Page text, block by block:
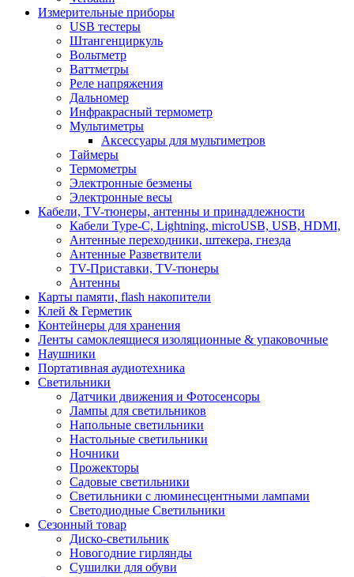
Измерительные приборы
USB тестеры
Штангенциркуль
Вольтметр
Ваттметры
Реле напряжения
Дальномер
Инфракрасный термометр
Мультиметры
Аксессуары для мультиметров
Таймеры
Термометры
Электронные безмены
Электронные весы
Кабели, TV-тюнеры, антенны и принадлежности
Кабели Type-C, Lightning, microUSB, USB, HDMI,
Антенные переходники, штекера, гнезда
Антенные Разветвители
TV-Приставки, TV-тюнеры
Антенны
Карты памяти, flash накопители
Клей & Герметик
Контейнеры для хранения
Ленты самоклеящиеся изоляционные & упаковочные
Наушники
Портативная аудиотехника
Светильники
Датчики движения и Фотосенсоры
Лампы для светильников
Напольные светильники
Настольные светильники
Ночники
Прожекторы
Садовые светильники
Светильники с люминесцентными лампами
Светодиодные Светильники
Сезонный товар
Диско-светильник
Новогодние гирлянды
Сушилки для обуви